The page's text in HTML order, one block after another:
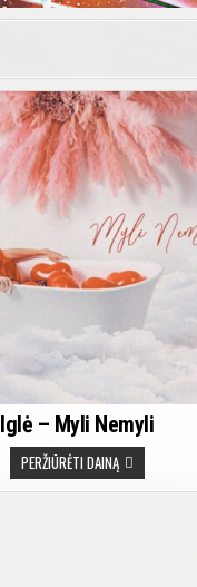
Iglė – Myli Nemyli
PERŽIŪRĖTI DAINĄIGLĖ
–
MYLI